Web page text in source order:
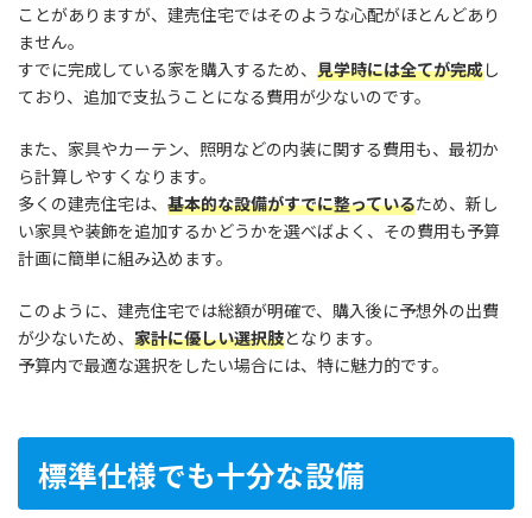
ことがありますが、建売住宅ではそのような心配がほとんどあり
ません。
すでに完成している家を購入するため、 見学時には全てが完成し
ており、追加で支払うことになる費用が少ないのです。
また、家具やカーテン、照明などの内装に関する費用も、最初か
ら計算しやすくなります。
多くの建売住宅は、 基本的な設備がすでに整っているため、新し
い家具や装飾を追加するかどうかを選べばよく、その費用も予算
計画に簡単に組み込めます。
このように、建売住宅では総額が明確で、購入後に予想外の出費
が少ないため、 家計に優しい選択肢となります。
予算内で最適な選択をしたい場合には、特に魅力的です。
標準仕様でも十分な設備